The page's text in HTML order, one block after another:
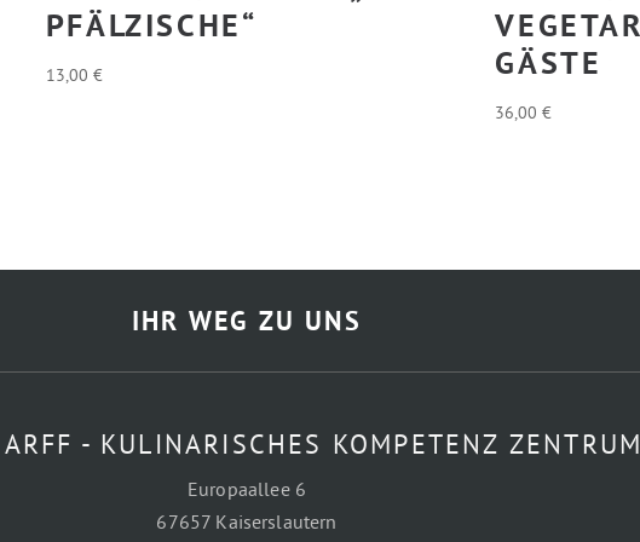
PFÄLZISCHE“
13,00 €
GÄSTE
36,00€
IHR WEG ZU UNS
- KULINARISCHES KOMPETENZ ZENTRUM
Europaallee 6
67657 Kaiserslautern